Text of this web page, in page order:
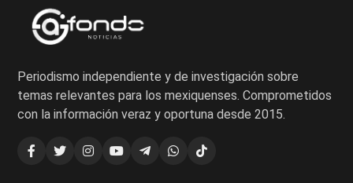
Periodismo independiente y de investigación sobre
temas relevantes para los mexiquenses. Comprometidos
con la información veraz y oportuna desde 2015.